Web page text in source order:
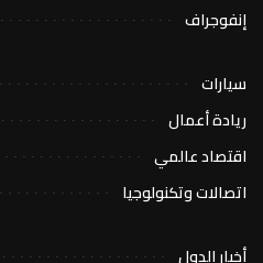
إنفوجراف
سيارات
ريادة أعمال
اقتصاد عالمي
اتصالات وتكنولوجيا
أخبار الدول